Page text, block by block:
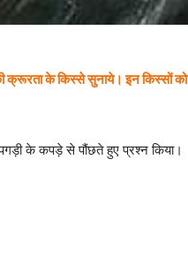
क्रूरता के किस्से सुनाये। इन किस्सों को
के कपड़े से पौंछते हुए प्रश्न किया।